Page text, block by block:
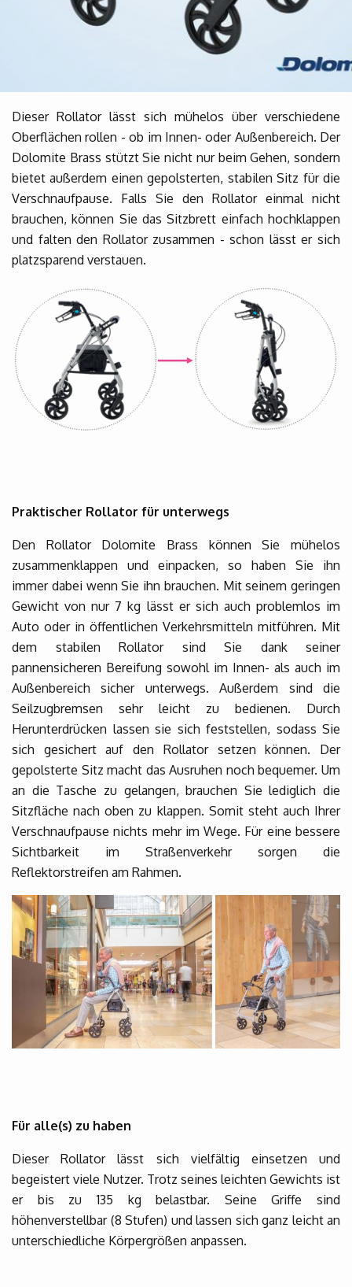
Dieser Rollator lässt sich mühelos über verschiedene
Oberflächen rollen - ob im Innen- oder Außenbereich. Der
Dolomite Brass stützt Sie nicht nur beim Gehen, sondern
bietet außerdem einen gepolsterten, stabilen Sitz für die
Verschnaufpause. Falls Sie den Rollator einmal nicht
brauchen, können Sie das Sitzbrett einfach hochklappen
und falten den Rollator zusammen - schon lässt er sich
platzsparend verstauen.
Praktischer Rollator für unterwegs
Den Rollator Dolomite Brass können Sie mühelos
zusammenklappen und einpacken, so haben Sie ihn
immer dabei wenn Sie ihn brauchen. Mit seinem geringen
Gewicht von nur 7 kg lässt er sich auch problemlos im
Auto oder in öffentlichen Verkehrsmitteln mitführen. Mit
dem stabilen Rollator sind Sie dank seiner
pannensicheren Bereifung sowohl im Innen- als auch im
Außenbereich sicher unterwegs. Außerdem sind die
Seilzugbremsen sehr leicht zu bedienen. Durch
Herunterdrücken lassen sie sich feststellen, sodass Sie
sich gesichert auf den Rollator setzen können. Der
gepolsterte Sitz macht das Ausruhen noch bequemer. Um
an die Tasche zu gelangen, brauchen Sie lediglich die
Sitzfläche nach oben zu klappen. Somit steht auch Ihrer
Verschnaufpause nichts mehr im Wege. Für eine bessere
Sichtbarkeit im Straßenverkehr sorgen die
Reflektorstreifen am Rahmen.
Für alle(s) zu haben
Dieser Rollator lässt sich vielfältig einsetzen und
begeistert viele Nutzer. Trotz seines leichten Gewichts ist
er bis zu 135 kg belastbar. Seine Griffe sind
höhenverstellbar (8 Stufen) und lassen sich ganz leicht an
unterschiedliche Körpergrößen anpassen.